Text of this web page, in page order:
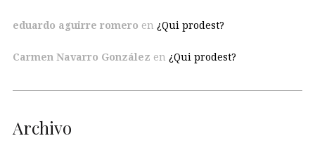
eduardo aguirre romero en ¿Qui prodest?
Carmen Navarro González en ¿Qui prodest?
Archivo